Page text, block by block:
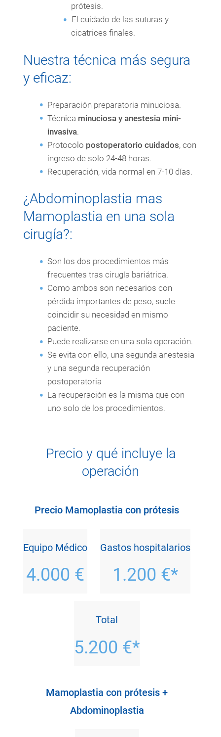
prótesis.
El cuidado de las suturas y
cicatrices finales.
Nuestra técnica más segura
y eficaz:
Preparación preparatoria minuciosa.
Técnica minuciosa y anestesia mini-
invasiva.
Protocolo postoperatorio cuidados, con
ingreso de solo 24-48 horas.
Recuperación, vida normal en 7-10 días.
¿Abdominoplastia mas
Mamoplastia en una sola
cirugía?:
Son los dos procedimientos más
frecuentes tras cirugía bariátrica.
Como ambos son necesarios con
pérdida importantes de peso, suele
coincidir su necesidad en mismo
paciente.
Puede realizarse en una sola operación.
Se evita con ello, una segunda anestesia
y una segunda recuperación
postoperatoria
La recuperación es la misma que con
uno solo de los procedimientos.
Precio y qué incluye la
operación
Precio Mamoplastia con prótesis
Equipo Médico
4.000 €
Gastos hospitalarios
1.200 €*
Total
5.200 €*
Mamoplastia con prótesis +
Abdominoplastia